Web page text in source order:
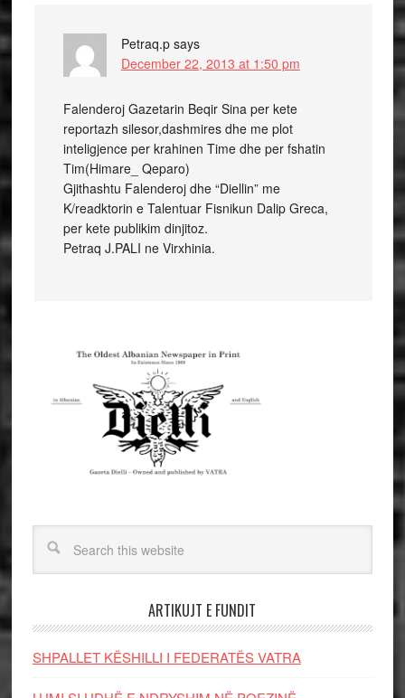
Petraq.p says
December 22, 2013 at 1:50 pm
Falenderoj Gazetarin Beqir Sina per kete
reportazh silesor,dashmires dhe me plot
inteligjence per krahinen Time dhe per fshatin
Tim(Himare_ Qeparo)
Gjithashtu Falenderoj dhe “Diellin” me
K/readktorin e Talentuar Fisnikun Dalip Greca,
per kete publikim dinjitoz.
Petraq J.PALI ne Virxhinia.
ARTIKUJT E FUNDIT
SHPALLET KËSHILLI I FEDERATËS VATRA